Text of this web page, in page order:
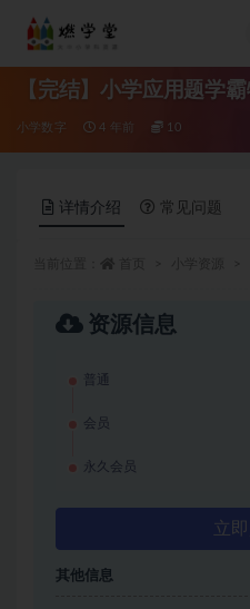
【完结】小学应用题学
小学数字 4 年前 10
详情介绍 常见问题
资源信息
普通
会员
永久会员
立
其他信息